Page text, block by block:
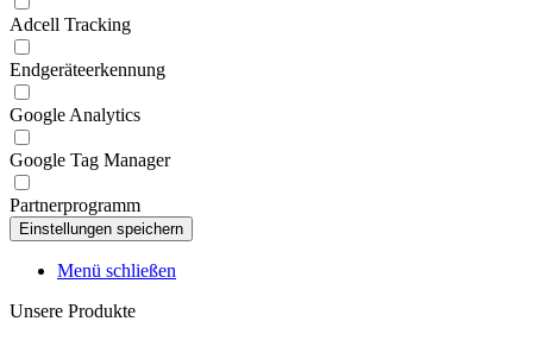
Adcell Tracking
Endgeräteerkennung
Google Analytics
Google Tag Manager
Partnerprogramm
Menü schließen
Unsere Produkte